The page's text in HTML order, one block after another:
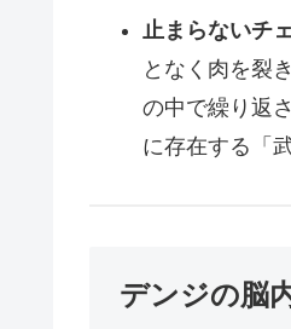
止まらないチ
となく肉を裂
の中で繰り返
に存在する「
デンジの脳